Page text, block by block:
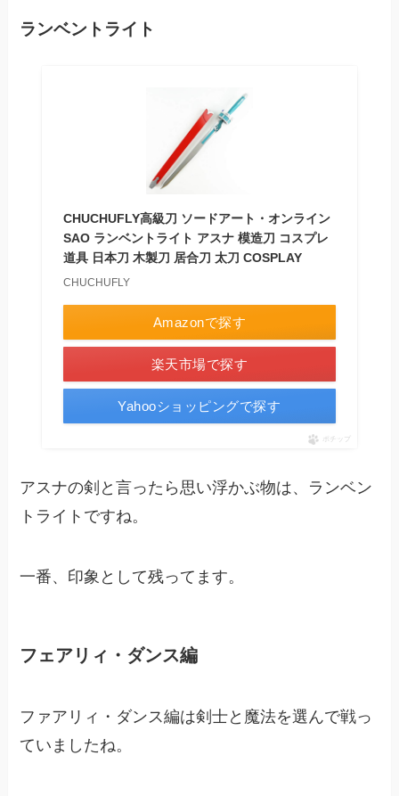
ランベントライト
CHUCHUFLY高級刀 ソードアート・オンライン
SAO ランベントライト アスナ 模造刀 コスプレ
道具 日本刀 木製刀 居合刀 太刀 COSPLAY
CHUCHUFLY
Amazonで探す
楽天市場で探す
Yahooショッピングで探す
ポチップ
アスナの剣と言ったら思い浮かぶ物は、ランベン
トライトですね。
一番、印象として残ってます。
フェアリィ・ダンス編
ファアリィ・ダンス編は剣士と魔法を選んで戦っ
ていましたね。